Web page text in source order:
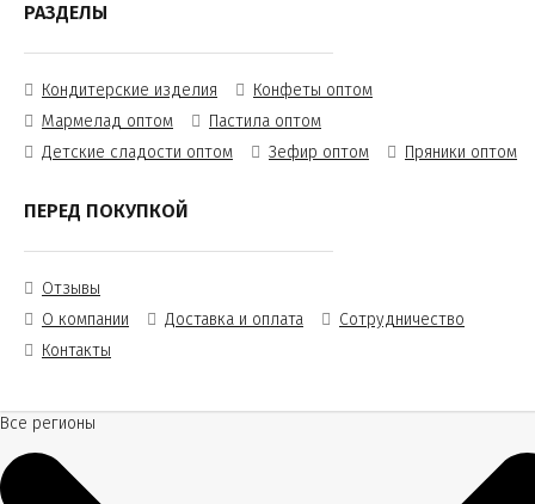
РАЗДЕЛЫ
Кондитерские изделия
Конфеты оптом
Мармелад оптом
Пастила оптом
Детские сладости оптом
Зефир оптом Пряники оптом
ПЕРЕД ПОКУПКОЙ
Отзывы
О компании
Доставка и оплата
Сотрудничество
Контакты
Все регионы